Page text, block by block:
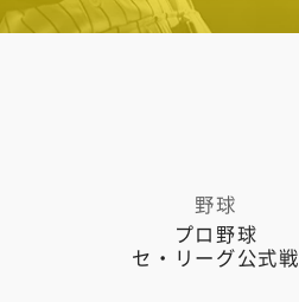
野球
プロ野球
セ・リーグ公式戦